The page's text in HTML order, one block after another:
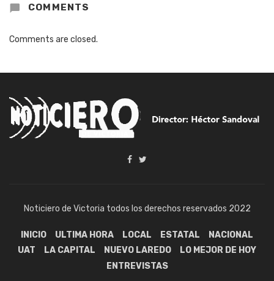
COMMENTS
Comments are closed.
Noticiero de Victoria todos los derechos reservados 2022
INICIO ULTIMA HORA LOCAL ESTATAL
NACIONAL
UAT
LA CAPITAL NUEVO LAREDO
LO MEJOR DE HOY
ENTREVISTAS